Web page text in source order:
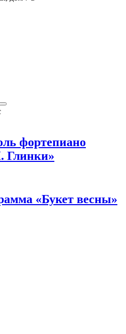
фортепиано
Глинки»
«Букет весны»